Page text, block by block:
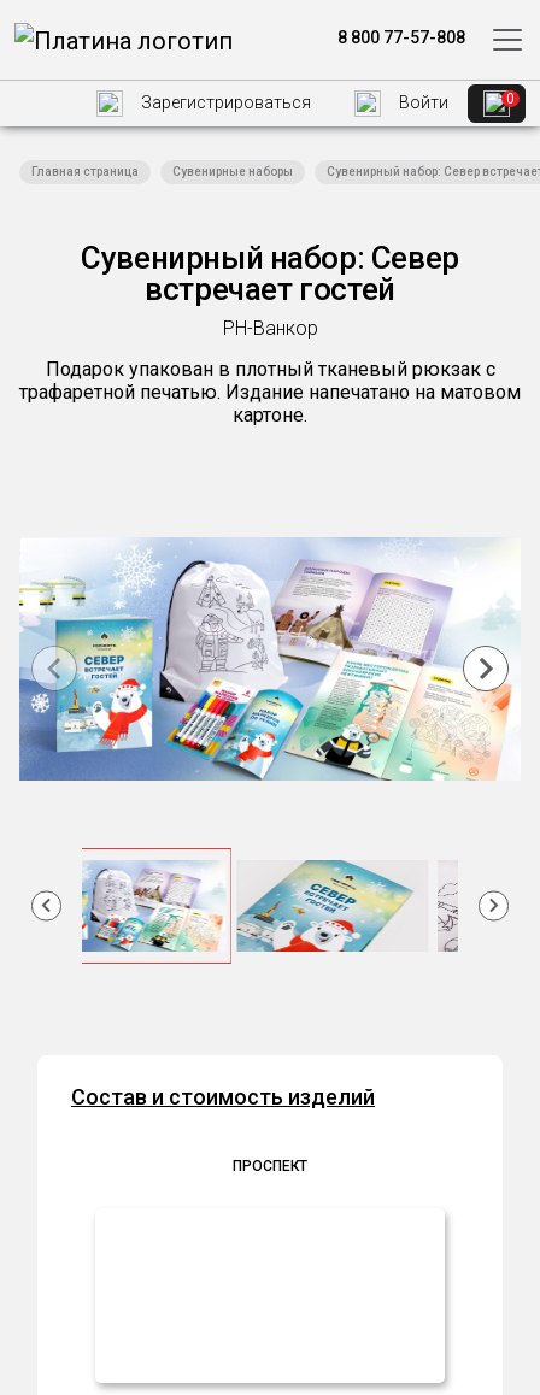
8 800 77-57-808
Зарегистрироваться Войти 0
Главная страница Сувенирные наборы Сувенирный набор: Север
Сувенирный набор: Север
встречает гостей
РН-Ванкор
Подарок упакован в плотный тканевый рюкзак с
трафаретной печатью. Издание напечатано на матовом
картоне.
Состав и стоимость изделий
ПРОСПЕКТ